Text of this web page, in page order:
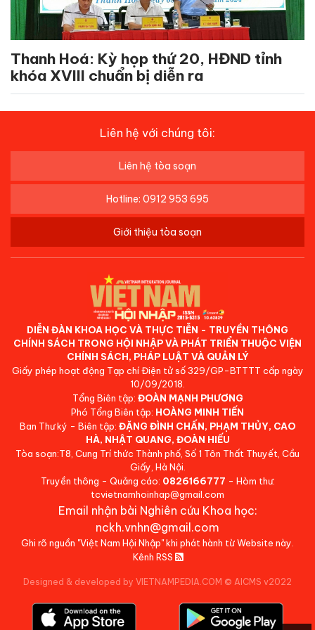
Thanh Hoá: Kỳ họp thứ 20, HĐND tỉnh
khóa XVIII chuẩn bị diễn ra
Liên hệ với chúng tôi:
Liên hệ tòa soạn
Hotline: 0912 953 695
Giới thiệu tòa soạn
DIỄN ĐÀN KHOA HỌC VÀ THỰC TIỄN - TRUYỀN THÔNG
CHÍNH SÁCH TRONG HỘI NHẬP VÀ PHÁT TRIỂN THUỘC VIỆN
CHÍNH SÁCH, PHÁP LUẬT VÀ QUẢN LÝ
Giấy phép hoạt động Tạp chí Điện tử số 329/GP-BTTTT cấp ngày
10/09/2018.
Tổng Biên tập: ĐOÀN MẠNH PHƯƠNG
Phó Tổng Biên tập: HOÀNG MINH TIẾN
Ban Thư ký - Biên tập: ĐẶNG ĐÌNH CHẤN, PHẠM THỦY, CAO
HÀ, NHẬT QUANG, ĐOÀN HIẾU
Tòa soạn:T8, Cung Trí thức Thành phố, Số 1 Tôn Thất Thuyết, Cầu
Giấy, Hà Nội.
Truyền thông - Quảng cáo: 0826166777 - Hòm thư:
tcvietnamhoinhap@gmail.com
Email nhận bài Nghiên cứu Khoa học:
nckh.vnhn@gmail.com
Ghi rõ nguồn "Việt Nam Hội Nhập" khi phát hành từ Website này.
Kênh RSS
Designed & developed by VIETNAMPEDIA.COM © AICMS v2022